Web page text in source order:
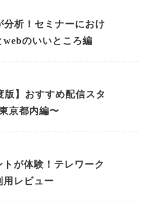
析！セミナーにおけ
webのいいところ編
版】おすすめ配信スタ
京都内編〜
トが体験！テレワーク
用レビュー